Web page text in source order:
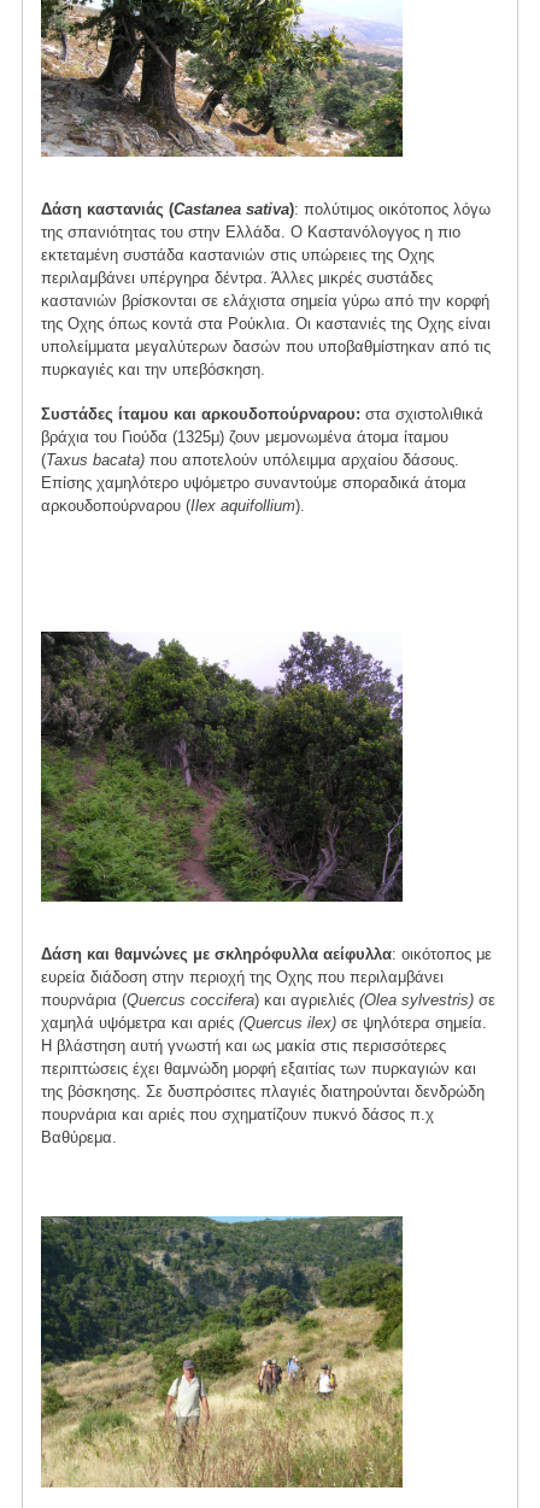
Δάση καστανιάς (Castanea sativa): πολύτιμος οικότοπος λόγω
της σπανιότητας του στην Ελλάδα. Ο Καστανόλογγος η πιο
εκτεταμένη συστάδα καστανιών στις υπώρειες της Οχης
περιλαμβάνει υπέργηρα δέντρα. Άλλες μικρές συστάδες
καστανιών βρίσκονται σε ελάχιστα σημεία γύρω από την κορφή
της Οχης όπως κοντά στα Ρούκλια. Οι καστανιές της Οχης είναι
υπολείμματα μεγαλύτερων δασών που υποβαθμίστηκαν από τις
πυρκαγιές και την υπεβόσκηση.
Συστάδες ίταμου και αρκουδοπούρναρου: στα σχιστολιθικά
βράχια του Γιούδα (1325μ) ζουν μεμονωμένα άτομα ίταμου
(Taxus bacata)που αποτελούν υπόλειμμα αρχαίου δάσους.
Επίσης χαμηλότερο υψόμετρο συναντούμε σποραδικά άτομα
αρκουδοπούρναρου (Ilex aquifollium).
Δάση και θαμνώνες με σκληρόφυλλα αείφυλλα: οικότοπος με
ευρεία διάδοση στην περιοχή της Οχης που περιλαμβάνει
πουρνάρια (Quercus coccifera) και αγριελιές (Olea sylvestris)σε
χαμηλά υψόμετρα και αριές (Quercus ilex)σε ψηλότερα σημεία.
Η βλάστηση αυτή γνωστή και ως μακία στις περισσότερες
περιπτώσεις έχει θαμνώδη μορφή εξαιτίας των πυρκαγιών και
της βόσκησης. Σε δυσπρόσιτες πλαγιές διατηρούνται δενδρώδη
πουρνάρια και αριές που σχηματίζουν πυκνό δάσος π.χ
Βαθύρεμα.